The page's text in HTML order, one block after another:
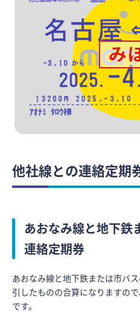
他社線との連絡定期
あおなみ線と地下鉄
連絡定期券
あおなみ線と地下鉄または市バ
引したものの合算になりますの
です。